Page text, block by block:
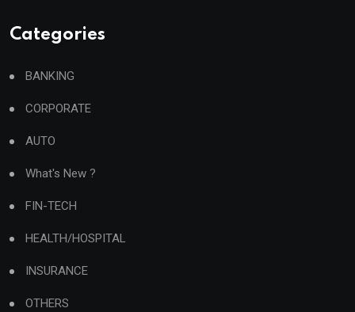
Categories
BANKING
CORPORATE
AUTO
What's New ?
FIN-TECH
HEALTH/HOSPITAL
INSURANCE
OTHERS